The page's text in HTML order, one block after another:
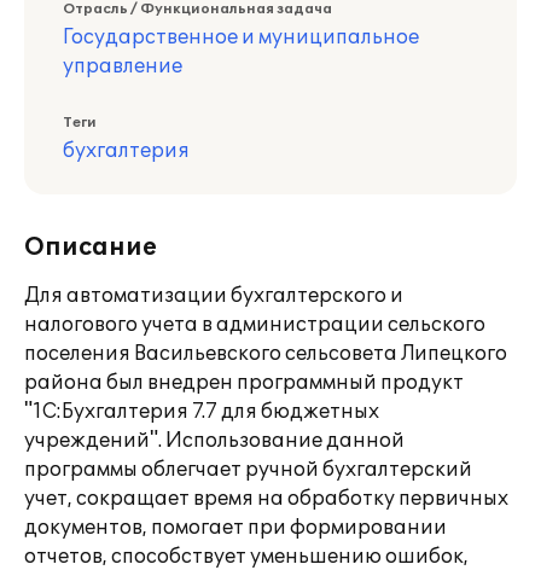
Отрасль / Функциональная задача
Государственное и муниципальное
управление
Теги
бухгалтерия
Описание
Для автоматизации бухгалтерского и
налогового учета в администрации сельского
поселения Васильевского сельсовета Липецкого
района был внедрен программный продукт
"1С:Бухгалтерия 7.7 для бюджетных
учреждений". Использование данной
программы облегчает ручной бухгалтерский
учет, сокращает время на обработку первичных
документов, помогает при формировании
отчетов, способствует уменьшению ошибок,